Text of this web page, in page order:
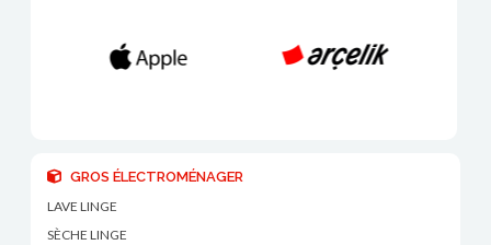
GROS ÉLECTROMÉNAGER
LAVE LINGE
SÈCHE LINGE